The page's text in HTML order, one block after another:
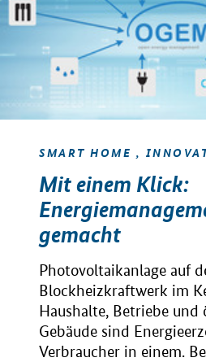
SMART HOME ,
Mit einem Klick:
gemacht
Photovoltaikanlage auf
Blockheizkraftwerk im
Haushalte, Betriebe
Gebäude sind
Verbraucher in einem.